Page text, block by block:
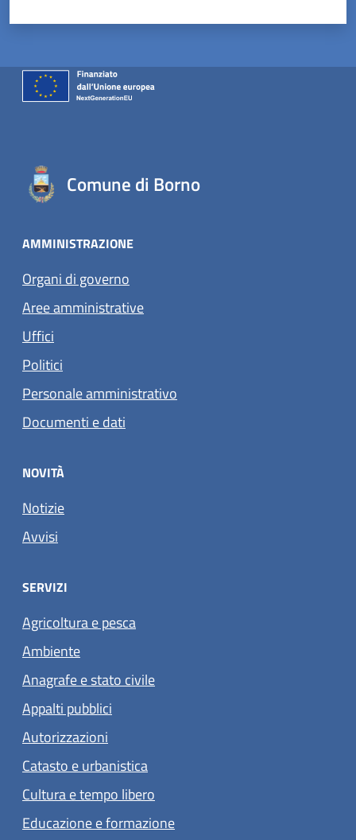
Comune di Borno
AMMINISTRAZIONE
Organi di governo
Aree amministrative
Uffici
Politici
Personale amministrativo
Documenti e dati
NOVITÀ
Notizie
Avvisi
SERVIZI
Agricoltura e pesca
Ambiente
Anagrafe e stato civile
Appalti pubblici
Autorizzazioni
Catasto e urbanistica
Cultura e tempo libero
Educazione e formazione